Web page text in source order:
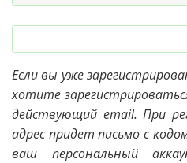
Если вы уже
хотите
действующий email. При
адрес придет письмо с
ваш персональный